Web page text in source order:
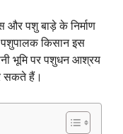
पशु बाड़े के निर्माण
पशुपालक किसान इस
भूमि पर पशुधन आश्रय
सकते हैं।